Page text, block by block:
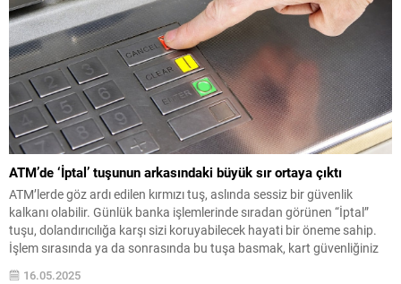
ATM’de ‘İptal’ tuşunun arkasındaki büyük sır ortaya çıktı
ATM’lerde göz ardı edilen kırmızı tuş, aslında sessiz bir güvenlik
kalkanı olabilir. Günlük banka işlemlerinde sıradan görünen “İptal”
tuşu, dolandırıcılığa karşı sizi koruyabilecek hayati bir öneme sahip.
İşlem sırasında ya da sonrasında bu tuşa basmak, kart güvenliğiniz
için düşündüğünüzden çok daha fazlasını sağlıyor.
16.05.2025